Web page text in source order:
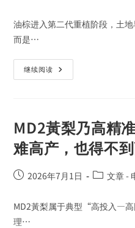
油棕进入第二代重植阶段，土
而是…
继续阅读
MD2黃梨乃高精
难高产，也得不
2026年7月1日 文章 -
MD2黃梨属于典型“高投入—
理…